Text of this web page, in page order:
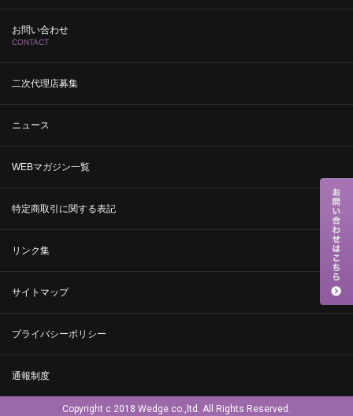
お問い合わせ
CONTACT
二次代理店募集
ニュース
WEBマガジン一覧
特定商取引に関する表記
リンク集
サイトマップ
プライバシーポリシー
通報制度
Copyright c 2018 Wedge co.,ltd. All Rights Reserved.